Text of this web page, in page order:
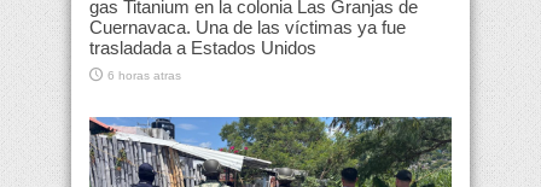
gas Titanium en la colonia Las Granjas de
Cuernavaca. Una de las víctimas ya fue
trasladada a Estados Unidos
6 horas atras